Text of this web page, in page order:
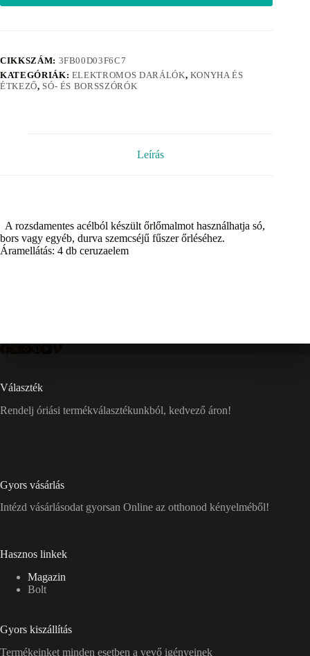
CIKKSZÁM: 3FB00D03F6C7
KATEGÓRIÁK: ELEKTROMOS DARÁLÓK, KONYHA ÉS
ÉTKEZŐ, SÓ- ÉS BORSSZÓRÓK
Leírás
A rozsdamentes acélból készült őrlőmalmot használhatja só,
bors vagy egyéb, durva szemcséjű fűszer őrléséhez.
Áramellátás: 4 db ceruzaelem
Választék
Rendelj óriási termékválasztékunkból, kedvező áron!
Gyors vásárlás
Intézd vásárlásodat gyorsan Online az otthonod kényelméből!
Hasznos linkek
Magazin
Bolt
Gyors kiszállítás
Termékeinket minden esetben a vevő igényeinek